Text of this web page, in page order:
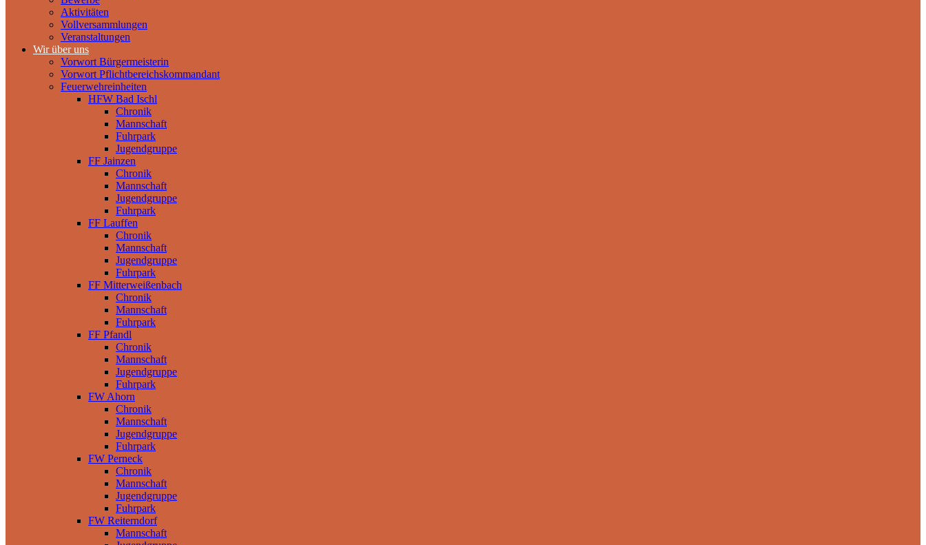
Aktivitäten
Vollversammlungen
Veranstaltungen
Wir über uns
Vorwort Bürgermeisterin
Vorwort Pflichtbereichskommandant
Feuerwehreinheiten
HFW Bad Ischl
Chronik
Mannschaft
Fuhrpark
Jugendgruppe
FF Jainzen
Chronik
Mannschaft
Jugendgruppe
Fuhrpark
FF Lauffen
Chronik
Mannschaft
Jugendgruppe
Fuhrpark
FF Mitterweißenbach
Chronik
Mannschaft
Fuhrpark
FF Pfandl
Chronik
Mannschaft
Jugendgruppe
Fuhrpark
FW Ahorn
Chronik
Mannschaft
Jugendgruppe
Fuhrpark
FW Perneck
Chronik
Mannschaft
Jugendgruppe
Fuhrpark
FW Reiterndorf
Mannschaft